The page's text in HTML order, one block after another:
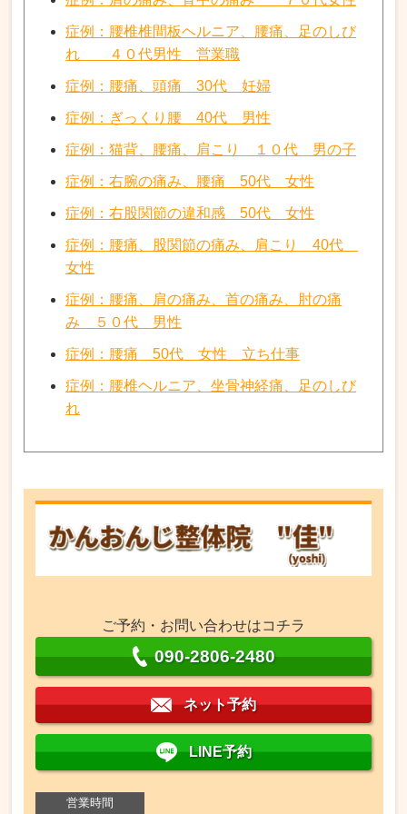
症例：腰椎椎間板ヘルニア、腰痛、足のしび
れ ４０代男性 営業職
症例：腰痛、頭痛 30代 妊婦
症例：ぎっくり腰 40代 男性
症例：猫背、腰痛、肩こり １０代 男の子
症例：右腕の痛み、腰痛 50代 女性
症例：右股関節の違和感 50代 女性
症例：腰痛、股関節の痛み、肩こり 40代
女性
症例：腰痛、肩の痛み、首の痛み、肘の痛
み ５０代 男性
症例：腰痛 50代 女性 立ち仕事
症例：腰椎ヘルニア、坐骨神経痛、足のしび
れ
ご予約・お問い合わせはコチラ
090-2806-2480
ネット予約
LINE予約
営業時間